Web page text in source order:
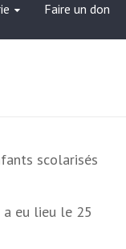
Faire un don
scolarisés
a eu lieu le 25